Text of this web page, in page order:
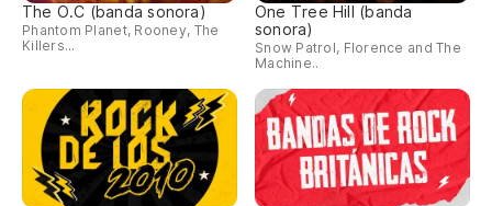
The O.C (banda sonora)
Phantom Planet, Rooney, The
Killers...
One Tree Hill (banda
sonora)
Snow Patrol, Florence and The
Machine..